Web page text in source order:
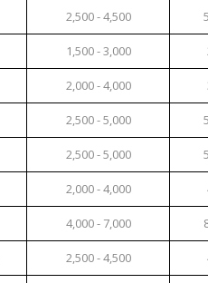
2,500 - 4,500
1,500 - 3,000
2,000 - 4,000
2,500 - 5,000
2,500 - 5,000
2,000 - 4,000
4,000 - 7,000
2,500 - 4,500